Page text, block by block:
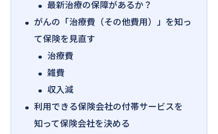
最新治療の保障があるか？
がんの「治療費（その他費用）」を知っ
て保険を見直す
治療費
雑費
収入減
利用できる保険会社の付帯サービスを
知って保険会社を決める